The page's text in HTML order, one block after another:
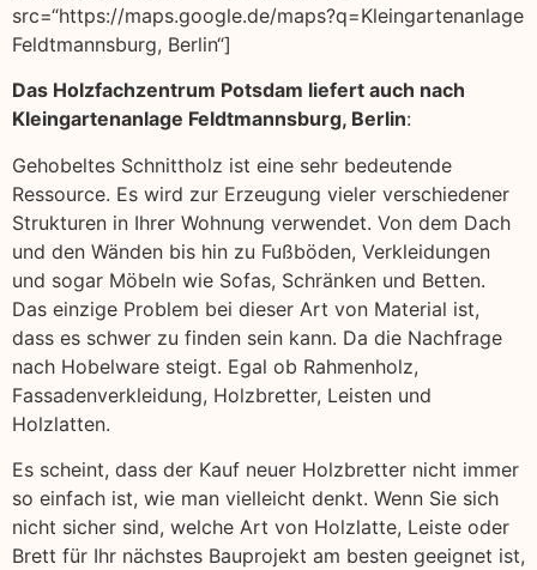
src=“https://maps.google.de/maps?q=Kleingartenanlage
Feldtmannsburg, Berlin“]
Das Holzfachzentrum Potsdam liefert auch nach
Kleingartenanlage Feldtmannsburg, Berlin:
Gehobeltes Schnittholz ist eine sehr bedeutende
Ressource. Es wird zur Erzeugung vieler verschiedener
Strukturen in Ihrer Wohnung verwendet. Von dem Dach
und den Wänden bis hin zu Fußböden, Verkleidungen
und sogar Möbeln wie Sofas, Schränken und Betten.
Das einzige Problem bei dieser Art von Material ist,
dass es schwer zu finden sein kann. Da die Nachfrage
nach Hobelware steigt. Egal ob Rahmenholz,
Fassadenverkleidung, Holzbretter, Leisten und
Holzlatten.
Es scheint, dass der Kauf neuer Holzbretter nicht immer
so einfach ist, wie man vielleicht denkt. Wenn Sie sich
nicht sicher sind, welche Art von Holzlatte, Leiste oder
Brett für Ihr nächstes Bauprojekt am besten geeignet ist,